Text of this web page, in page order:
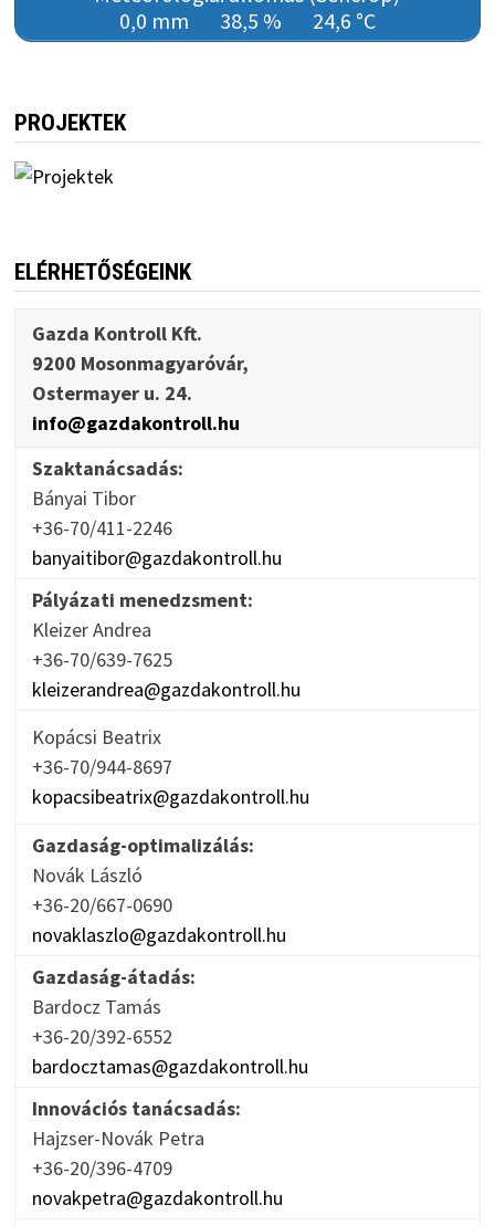
0,0 mm
38,5 % 24,6 °C
PROJEKTEK
ELÉRHETŐSÉGEINK
Gazda Kontroll Kft.
9200 Mosonmagyaróvár,
Ostermayer u. 24.
info@gazdakontroll.hu
Szaktanácsadás:
Bányai Tibor
+36-70/411-2246
banyaitibor@gazdakontroll.hu
Pályázati menedzsment:
Kleizer Andrea
+36-70/639-7625
kleizerandrea@gazdakontroll.hu
Kopácsi Beatrix
+36-70/944-8697
kopacsibeatrix@gazdakontroll.hu
Gazdaság-optimalizálás:
Novák László
+36-20/667-0690
novaklaszlo@gazdakontroll.hu
Gazdaság-átadás:
Bardocz Tamás
+36-20/392-6552
bardocztamas@gazdakontroll.hu
Innovációs tanácsadás:
Hajzser-Novák Petra
+36-20/396-4709
novakpetra@gazdakontroll.hu